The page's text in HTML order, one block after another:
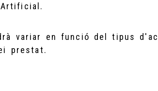
variar en funció del tipus
prestat.